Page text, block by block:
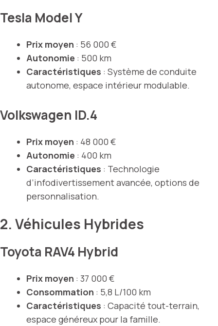
Tesla Model Y
Prix moyen : 56 000 €
Autonomie : 500 km
Caractéristiques : Système de conduite
autonome, espace intérieur modulable.
Volkswagen ID.4
Prix moyen : 48 000 €
Autonomie : 400 km
Caractéristiques : Technologie
d’infodivertissement avancée, options de
personnalisation.
2. Véhicules Hybrides
Toyota RAV4 Hybrid
Prix moyen : 37 000 €
Consommation : 5,8 L/100 km
Caractéristiques : Capacité tout-terrain,
espace généreux pour la famille.